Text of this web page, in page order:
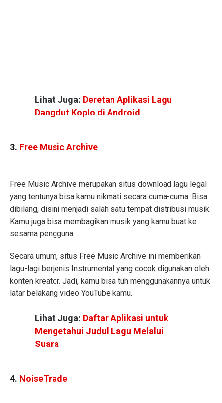
Lihat Juga: Deretan Aplikasi Lagu
Dangdut Koplo di Android
3. Free Music Archive
Free Music Archive merupakan situs download lagu legal
yang tentunya bisa kamu nikmati secara cuma-cuma. Bisa
dibilang, disini menjadi salah satu tempat distribusi musik.
Kamu juga bisa membagikan musik yang kamu buat ke
sesama pengguna.
Secara umum, situs Free Music Archive ini memberikan
lagu-lagi berjenis Instrumental yang cocok digunakan oleh
konten kreator. Jadi, kamu bisa tuh menggunakannya untuk
latar belakang video YouTube kamu.
Lihat Juga: Daftar Aplikasi untuk
Mengetahui Judul Lagu Melalui
Suara
4. NoiseTrade